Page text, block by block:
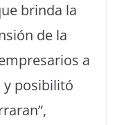
brinda la
de la
a
y posibilitó